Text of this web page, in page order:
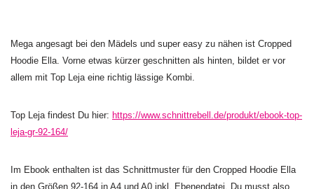
Mega angesagt bei den Mädels und super easy zu nähen ist Cropped
Hoodie Ella. Vorne etwas kürzer geschnitten als hinten, bildet er vor
allem mit Top Leja eine richtig lässige Kombi.
Top Leja findest Du hier: https://www.schnittrebell.de/produkt/ebook-top-
leja-gr-92-164/
Im Ebook enthalten ist das Schnittmuster für den Cropped Hoodie Ella
in den Größen 92-164 in A4 und A0 inkl. Ebenendatei. Du musst also